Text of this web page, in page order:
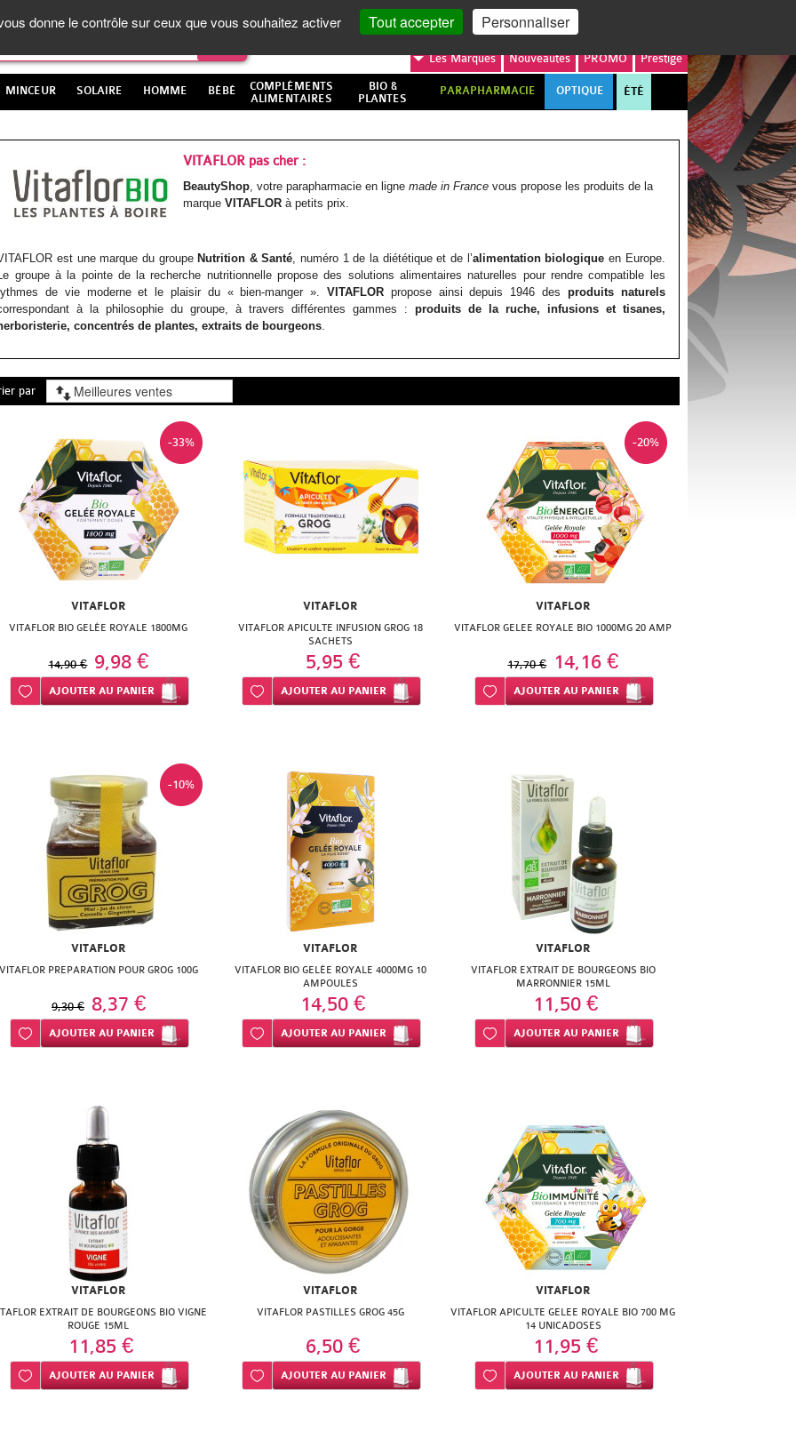
MON COMPTE
LesMarques Nouveautés PROMO Prestige
MINCEUR SOLAIRE HOMME BÉBÉ
COMPLÉMENTS
ALIMENTAIRES
BIO &
PLANTES
PARAPHARMACIE OPTIQUE ÉTÉ
VITAFLOR pas cher :
BeautyShop, votre parapharmacie en lignemade in France vous propose les produits de la
marqueVITAFLOR à petits prix.
est une marque du groupe Nutrition & Santé, numéro 1 de la diététique et de l’alimentation biologique en Europe.
groupe à la pointe de la recherche nutritionnelle propose des solutions alimentaires naturelles pour rendre compatible les
de vie moderne et le plaisir du « bien-manger ».VITAFLOR propose ainsi depuis 1946 des produits naturels
à la philosophie du groupe, à travers différentes gammes : produits de la ruche, infusions et tisanes,
concentrés de plantes, extraits de bourgeons.
par
-33%
VITAFLOR
VITAFLOR BIO GELÉE ROYALE 1800MG
14,90 € 9,98 €
Ajouter à ma liste d’envie
AJOUTER AU PANIER
VITAFLOR
VITAFLOR APICULTE INFUSION GROG 18
SACHETS
5,95 €
Ajouter à ma liste d’envie
AJOUTERAU PANIER
-20%
VITAFLOR
VITAFLOR GELEE ROYALE BIO 1000MG 20 AMP
17,70 € 14,16 €
Ajouter à ma liste d’envie
AJOUTER AU PANIER
-10%
VITAFLOR
PREPARATION POUR GROG 100G
9,30 € 8,37 €
Ajouter à ma liste d’envie
AJOUTER AU PANIER
VITAFLOR
VITAFLOR BIO GELÉE ROYALE 4000MG 10
AMPOULES
14,50 €
Ajouter à ma liste d’envie
AJOUTERAU PANIER
VITAFLOR
VITAFLOR EXTRAIT DE BOURGEONS BIO
MARRONNIER 15ML
11,50 €
Ajouter à ma liste d’envie
AJOUTER AU PANIER
VITAFLOR
EXTRAIT DE BOURGEONS BIO VIGNE
ROUGE 15ML
11,85 €
Ajouter à ma liste d’envie
AJOUTER AU PANIER
VITAFLOR
VITAFLOR PASTILLES GROG 45G
6,50 €
Ajouter à ma liste d’envie
AJOUTERAU PANIER
VITAFLOR
VITAFLOR APICULTE GELEE ROYALE BIO 700 MG
14 UNICADOSES
11,95 €
Ajouter à ma liste d’envie
AJOUTER AU PANIER
donne le contrôle sur ceux que vous souhaitez activer Tout accepter Personnaliser